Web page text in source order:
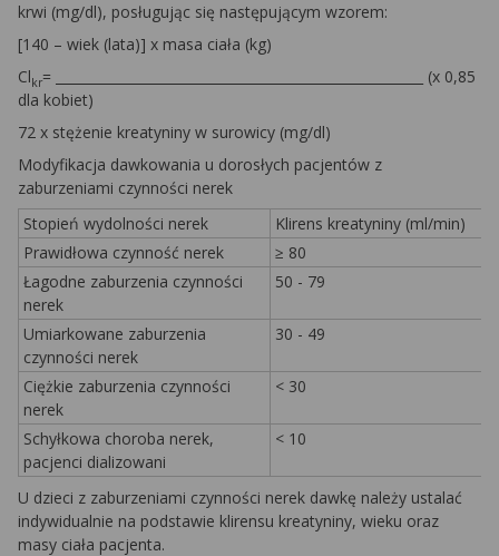
krwi (mg/dl), posługując się następującym wzorem:
[140 – wiek (lata)] x masa ciała (kg)
Clkr= _______________________________________________________ (x 0,85
dla kobiet)
72 x stężenie kreatyniny w surowicy (mg/dl)
Modyfikacja dawkowania u dorosłych pacjentów z
zaburzeniami czynności nerek
Stopień wydolności nerek
Klirens kreatyniny (ml/min)
Prawidłowa czynność nerek
≥ 80
Łagodne zaburzenia czynności
nerek
50 - 79
Umiarkowane zaburzenia
czynności nerek
30 - 49
Ciężkie zaburzenia czynności
nerek
< 30
Schyłkowa choroba nerek,
pacjenci dializowani
< 10
U dzieci z zaburzeniami czynności nerek dawkę należy ustalać
indywidualnie na podstawie klirensu kreatyniny, wieku oraz
masy ciała pacjenta.